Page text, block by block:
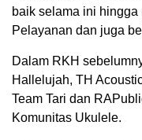
baik selama ini
Pelayanan dan juga
Dalam RKH
Hallelujah, TH
Team Tari dan
Komunitas Ukulele.